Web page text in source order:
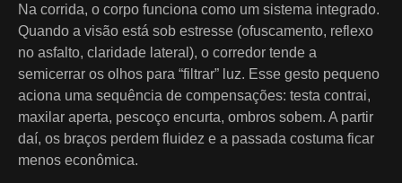
Na corrida, o corpo funciona como um sistema integrado.
Quando a visão está sob estresse (ofuscamento, reflexo
no asfalto, claridade lateral), o corredor tende a
semicerrar os olhos para “filtrar” luz. Esse gesto pequeno
aciona uma sequência de compensações: testa contrai,
maxilar aperta, pescoço encurta, ombros sobem. A partir
daí, os braços perdem fluidez e a passada costuma ficar
menos econômica.